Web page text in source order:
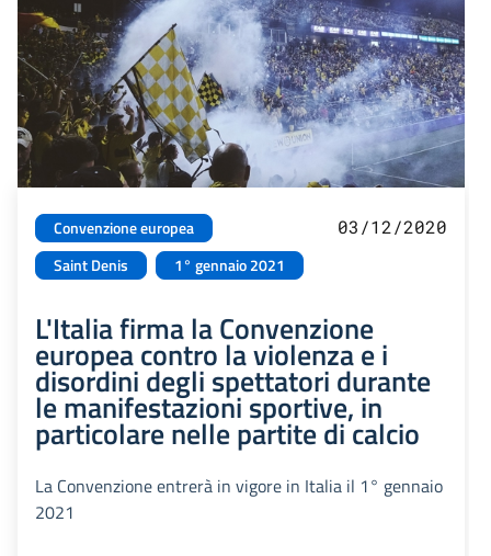
Convenzione europea
Saint Denis
1° gennaio 2021
03/12/2020
L'Italia firma la Convenzione
europea contro la violenza e i
disordini degli spettatori durante
le manifestazioni sportive, in
particolare nelle partite di calcio
La Convenzione entrerà in vigore in Italia il 1° gennaio
2021